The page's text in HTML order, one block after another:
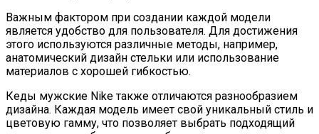
Важным фактором при создании каждой модели
является удобство для пользователя. Для достижения
этого используются различные методы, например,
анатомический дизайн стельки или использование
материалов с хорошей гибкостью.
Кеды мужские Nike также отличаются разнообразием
дизайна. Каждая модель имеет свой уникальный стиль и
цветовую гамму, что позволяет выбрать подходящий